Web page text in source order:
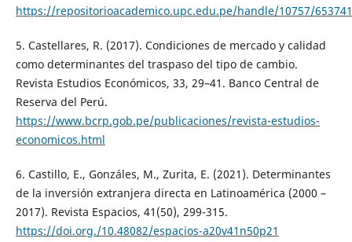
https://repositorioacademico.upc.edu.pe/handle/10757/653741
5. Castellares, R. (2017). Condiciones de mercado y calidad
como determinantes del traspaso del tipo de cambio.
Revista Estudios Económicos, 33, 29–41. Banco Central de
Reserva del Perú.
https://www.bcrp.gob.pe/publicaciones/revista-estudios-
economicos.html
6. Castillo, E., Gonzáles, M., Zurita, E. (2021). Determinantes
de la inversión extranjera directa en Latinoamérica (2000 –
2017). Revista Espacios, 41(50), 299-315.
https://doi.org./10.48082/espacios-a20v41n50p21